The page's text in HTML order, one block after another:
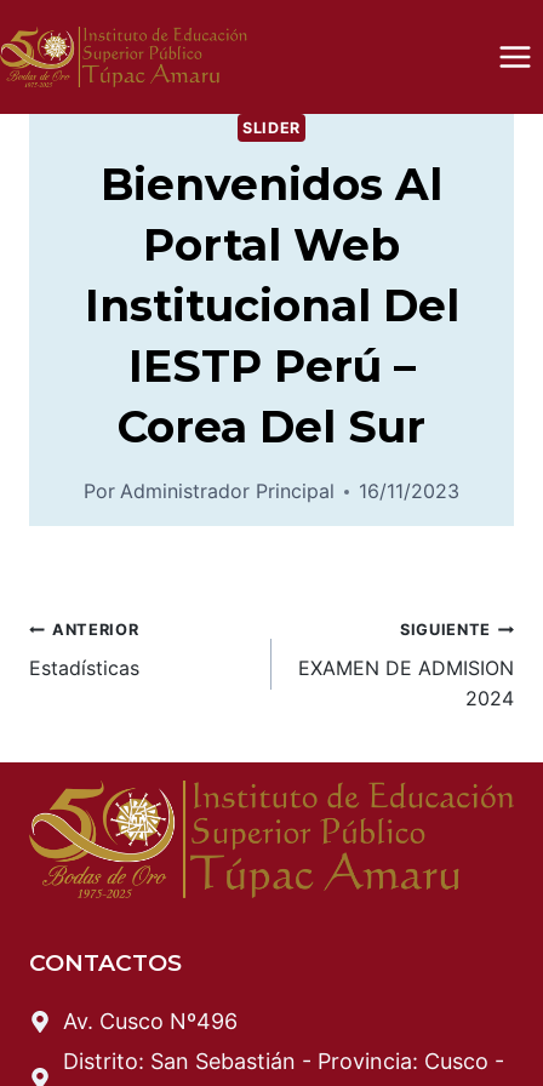
al
contenido
SLIDER
Bienvenidos Al
Portal Web
Institucional Del
IESTP Perú –
Corea Del Sur
Por Administrador Principal 16/11/2023
Navegación
entradas
ANTERIOR
Estadísticas
SIGUIENTE
EXAMEN DE ADMISION
2024
CONTACTOS
Av. Cusco Nº496
Distrito: San Sebastián - Provincia: Cusco -